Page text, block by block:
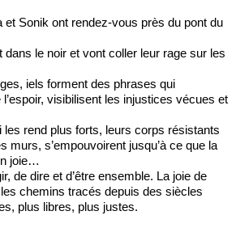
et Sonik ont rendez-vous près du pont du
dans le noir et vont coller leur rage sur les
iels forment des phrases qui
visibilisent les injustices vécues et
les rend plus forts, leurs corps résistants
murs, s’empouvoirent jusqu’à ce que la
joie…
de dire et d’être ensemble. La joie de
chemins tracés depuis des siècles
plus libres, plus justes.